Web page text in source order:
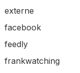
externe
facebook
feedly
frankwatching